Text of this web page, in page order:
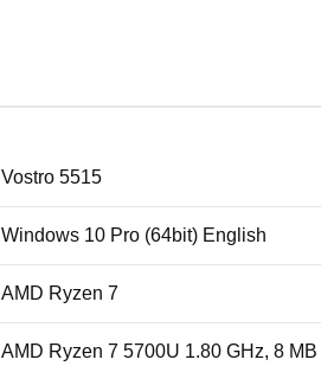
Vostro 5515
Windows 10 Pro (64bit) English
AMD Ryzen 7
AMD Ryzen 7 5700U 1.80 GHz, 8